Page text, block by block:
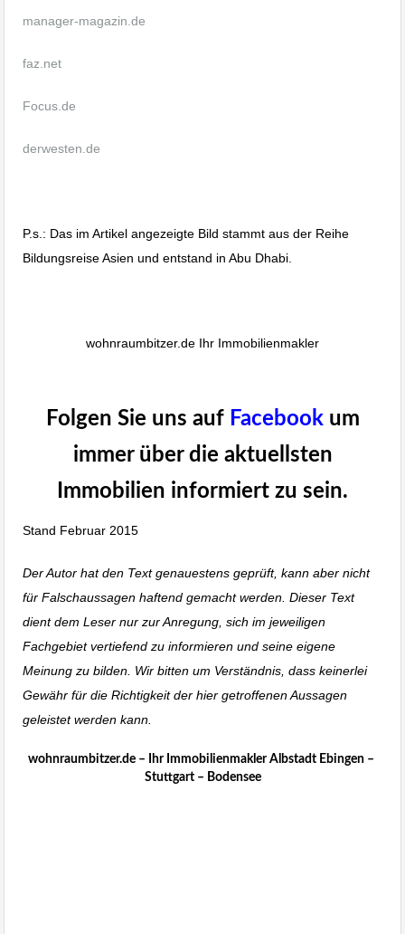
manager-magazin.de
faz.net
Focus.de
derwesten.de
P.s.: Das im Artikel angezeigte Bild stammt aus der Reihe
Bildungsreise Asien und entstand in Abu Dhabi.
wohnraumbitzer.de Ihr Immobilienmakler
Folgen Sie uns auf Facebookum
immer über die aktuellsten
Immobilien informiert zu sein.
Stand Februar 2015
Der Autor hat den Text genauestens geprüft, kann aber nicht
für Falschaussagen haftend gemacht werden. Dieser Text
dient dem Leser nur zur Anregung, sich im jeweiligen
Fachgebiet vertiefend zu informieren und seine eigene
Meinung zu bilden. Wir bitten um Verständnis, dass keinerlei
Gewähr für die Richtigkeit der hier getroffenen Aussagen
geleistet werden kann.
wohnraumbitzer.de – Ihr Immobilienmakler Albstadt Ebingen –
Stuttgart – Bodensee